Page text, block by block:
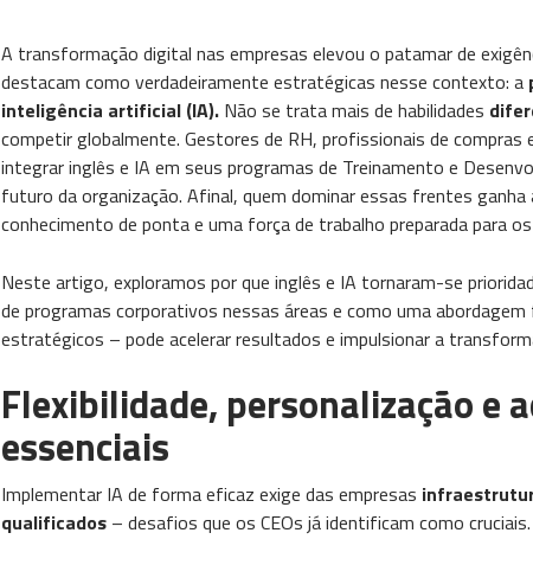
A transformação digital nas empresas elevou o patamar de
destacam como verdadeiramente estratégicas nesse contexto: a
inteligência artificial (IA). Não se trata mais de habilidades
competir globalmente. Gestores de RH, profissionais de
integrar inglês e IA em seus programas de Treinamento e
futuro da organização. Afinal, quem dominar essas frentes
conhecimento de ponta e uma força de trabalho preparada para
Neste artigo, exploramos por que inglês e IA tornaram-se
de programas corporativos nessas áreas e como uma
estratégicos – pode acelerar resultados e impulsionar a
Flexibilidade, personalização e
essenciais
Implementar IA de forma eficaz exige das empresas
qualificados – desafios que os CEOs já identificam como cruciais​.